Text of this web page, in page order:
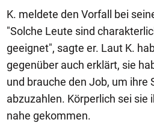
K. meldete den Vorfall bei
"Solche Leute sind
geeignet", sagte er. Laut K.
gegenüber auch erklärt, sie
und brauche den Job, um ihre
abzuzahlen. Körperlich sei sie
nahe gekommen.